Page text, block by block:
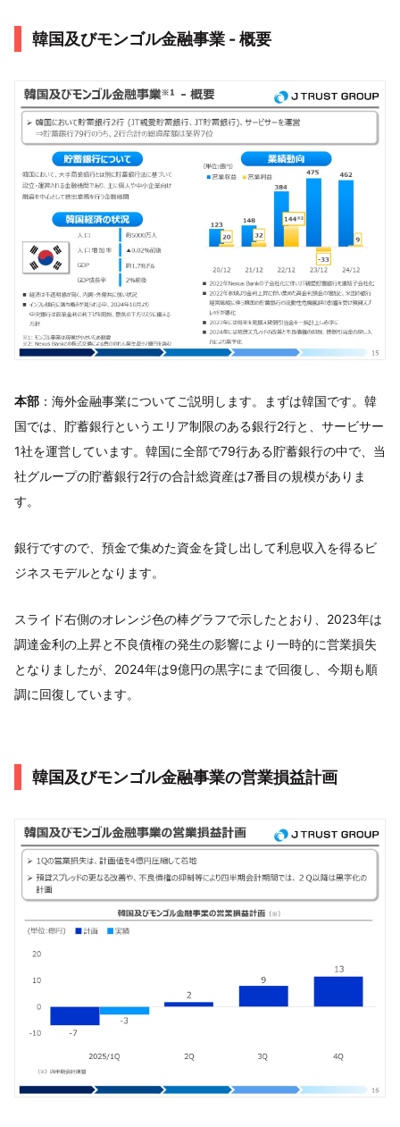
韓国及びモンゴル金融事業 - 概要
本部 ：海外金融事業についてご説明します。まずは韓国です。韓
国では、貯蓄銀行というエリア制限のある銀行2行と、サービサー
1社を運営しています。韓国に全部で79行ある貯蓄銀行の中で、当
社グループの貯蓄銀行2行の合計総資産は7番目の規模がありま
す。
銀行ですので、預金で集めた資金を貸し出して利息収入を得るビ
ジネスモデルとなります。
スライド右側のオレンジ色の棒グラフで示したとおり、2023年は
調達金利の上昇と不良債権の発生の影響により一時的に営業損失
となりましたが、2024年は9億円の黒字にまで回復し、今期も順
調に回復しています。
韓国及びモンゴル金融事業の営業損益計画